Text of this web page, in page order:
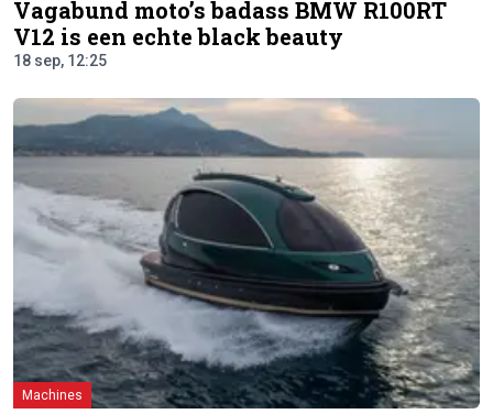
Vagabund moto’s badass BMW R100RT
V12 is een echte black beauty
18 sep, 12:25
Machines